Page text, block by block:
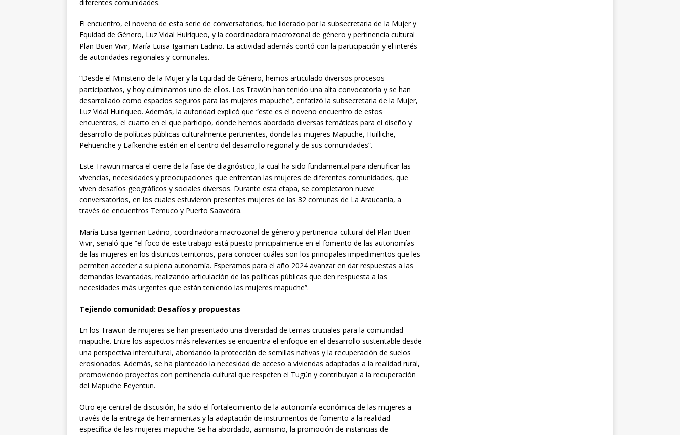
diferentes comunidades.
El encuentro, el noveno de esta serie de conversatorios, fue liderado por la subsecretaria de la Mujer y
Equidad de Género, Luz Vidal Huiriqueo, y la coordinadora macrozonal de género y pertinencia cultural
Plan Buen Vivir, María Luisa Igaiman Ladino. La actividad además contó con la participación y el interés
de autoridades regionales y comunales.
“Desde el Ministerio de la Mujer y la Equidad de Género, hemos articulado diversos procesos
participativos, y hoy culminamos uno de ellos. Los Trawün han tenido una alta convocatoria y se han
desarrollado como espacios seguros para las mujeres mapuche”, enfatizó la subsecretaria de la Mujer,
Luz Vidal Huiriqueo. Además, la autoridad explicó que “este es el noveno encuentro de estos
encuentros, el cuarto en el que participo, donde hemos abordado diversas temáticas para el diseño y
desarrollo de políticas públicas culturalmente pertinentes, donde las mujeres Mapuche, Huilliche,
Pehuenche y Lafkenche estén en el centro del desarrollo regional y de sus comunidades”.
Este Trawün marca el cierre de la fase de diagnóstico, la cual ha sido fundamental para identificar las
vivencias, necesidades y preocupaciones que enfrentan las mujeres de diferentes comunidades, que
viven desafíos geográficos y sociales diversos. Durante esta etapa, se completaron nueve
conversatorios, en los cuales estuvieron presentes mujeres de las 32 comunas de La Araucanía, a
través de encuentros Temuco y Puerto Saavedra.
María Luisa Igaiman Ladino, coordinadora macrozonal de género y pertinencia cultural del Plan Buen
Vivir, señaló que “el foco de este trabajo está puesto principalmente en el fomento de las autonomías
de las mujeres en los distintos territorios, para conocer cuáles son los principales impedimentos que les
permiten acceder a su plena autonomía. Esperamos para el año 2024 avanzar en dar respuestas a las
demandas levantadas, realizando articulación de las políticas públicas que den respuesta a las
necesidades más urgentes que están teniendo las mujeres mapuche”.
Tejiendo comunidad: Desafíos y propuestas
En los Trawün de mujeres se han presentado una diversidad de temas cruciales para la comunidad
mapuche. Entre los aspectos más relevantes se encuentra el enfoque en el desarrollo sustentable desde
una perspectiva intercultural, abordando la protección de semillas nativas y la recuperación de suelos
erosionados. Además, se ha planteado la necesidad de acceso a viviendas adaptadas a la realidad rural,
promoviendo proyectos con pertinencia cultural que respeten el Tugün y contribuyan a la recuperación
del Mapuche Feyentun.
Otro eje central de discusión, ha sido el fortalecimiento de la autonomía económica de las mujeres a
través de la entrega de herramientas y la adaptación de instrumentos de fomento a la realidad
específica de las mujeres mapuche. Se ha abordado, asimismo, la promoción de instancias de